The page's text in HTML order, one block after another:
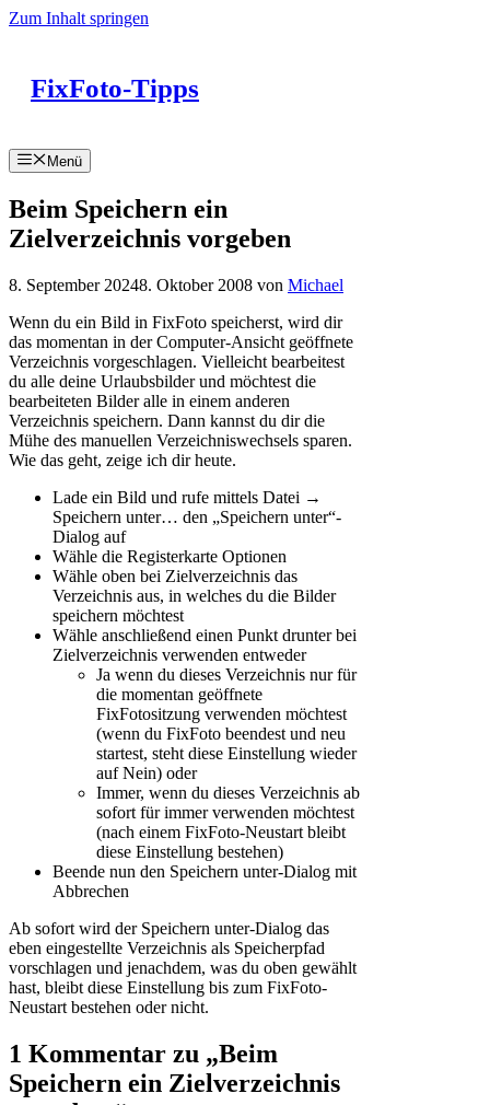
Zum Inhalt springen
FixFoto-Tipps
Menü
Beim Speichern ein
Zielverzeichnis vorgeben
8. September 20248. Oktober 2008 von Michael
Wenn du ein Bild in FixFoto speicherst, wird dir
das momentan in der Computer-Ansicht geöffnete
Verzeichnis vorgeschlagen. Vielleicht bearbeitest
du alle deine Urlaubsbilder und möchtest die
bearbeiteten Bilder alle in einem anderen
Verzeichnis speichern. Dann kannst du dir die
Mühe des manuellen Verzeichniswechsels sparen.
Wie das geht, zeige ich dir heute.
Lade ein Bild und rufe mittels Datei →
Speichern unter… den „Speichern unter“-
Dialog auf
Wähle die Registerkarte Optionen
Wähle oben bei Zielverzeichnis das
Verzeichnis aus, in welches du die Bilder
speichern möchtest
Wähle anschließend einen Punkt drunter bei
Zielverzeichnis verwenden entweder
Ja wenn du dieses Verzeichnis nur für
die momentan geöffnete
FixFotositzung verwenden möchtest
(wenn du FixFoto beendest und neu
startest, steht diese Einstellung wieder
aufNein) oder
Immer, wenn du dieses Verzeichnis ab
sofort für immer verwenden möchtest
(nach einem FixFoto-Neustart bleibt
diese Einstellung bestehen)
Beende nun den Speichern unter-Dialog mit
Abbrechen
Ab sofort wird der Speichern unter-Dialog das
eben eingestellte Verzeichnis als Speicherpfad
vorschlagen und jenachdem, was du oben gewählt
hast, bleibt diese Einstellung bis zum FixFoto-
Neustart bestehen oder nicht.
1 Kommentar zu „Beim
Speichern ein Zielverzeichnis